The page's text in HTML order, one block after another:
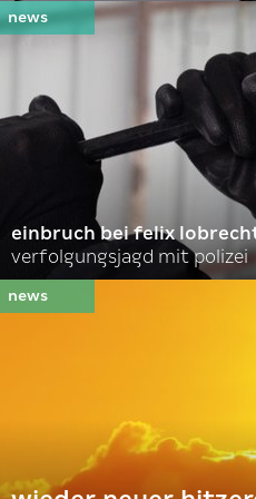
einbruch bei felix
verfolgungsjagd mit polizei